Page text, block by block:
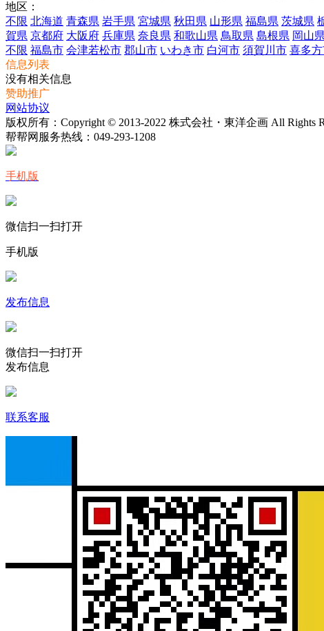
地区：
不限 北海道 青森県 岩手県 宮城県 秋田県 山形県 福島県 茨城県
賀県 京都府 大阪府 兵庫県 奈良県 和歌山県 鳥取県 島根県 岡山県
不限 福島市 会津若松市 郡山市 いわき市 白河市 須賀川市 喜多
信息列表
没有相关信息
赞助推广
网站协议
版权所有：Copyright © 2013-2022 株式会社・東洋企画 All Rights
帮帮网服务热线： 049-293-1208
手机版
微信扫一扫打开
手机版
发布信息
微信扫一扫打开
发布信息
联系客服